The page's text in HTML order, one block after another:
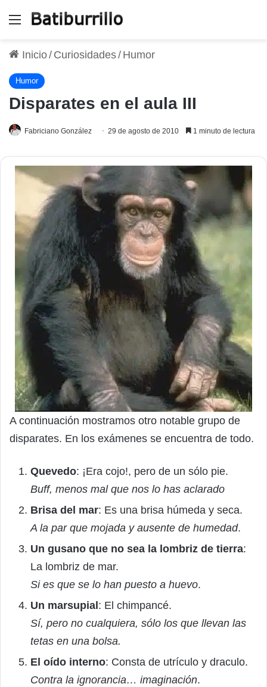
Menú
Inicio/ Curiosidades/ Humor
Humor
Disparates en el aula III
Fabriciano González 29 de agosto de 2010 1 minuto de lectura
A continuación mostramos otro notable grupo de
disparates. En los exámenes se encuentra de todo.
Quevedo: ¡Era cojo!, pero de un sólo pie.
Buff, menos mal que nos lo has aclarado
Brisa del mar: Es una brisa húmeda y seca.
A la par que mojada y ausente de humedad.
Un gusano que no sea la lombriz de tierra:
La lombriz de mar.
Si es que se lo han puesto a huevo.
Un marsupial: El chimpancé.
Sí, pero no cualquiera, sólo los que llevan las
tetas en una bolsa.
El oído interno: Consta de utrículo y draculo.
Contra la ignorancia… imaginación.